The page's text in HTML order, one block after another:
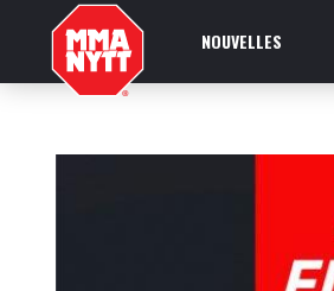
NOUVELLES